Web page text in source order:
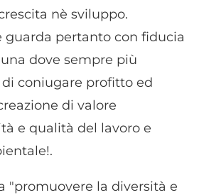
nè sviluppo.
guarda pertanto con fiducia
dove sempre più
coniugare profitto ed
di valore
e qualità del lavoro e
"promuovere la diversità e